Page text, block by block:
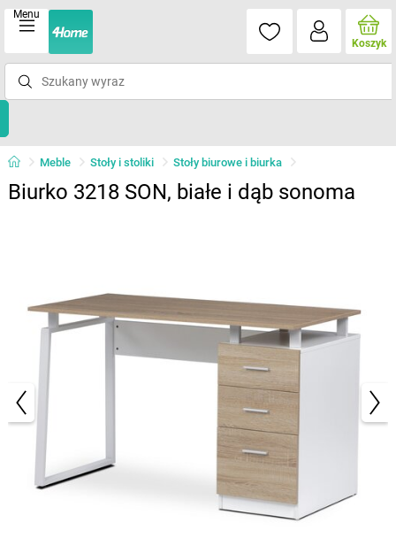
Menu
Koszyk
Meble Stoły i stoliki Stoły biurowe i biurka
Biurko 3218 SON, białe i dąb sonoma